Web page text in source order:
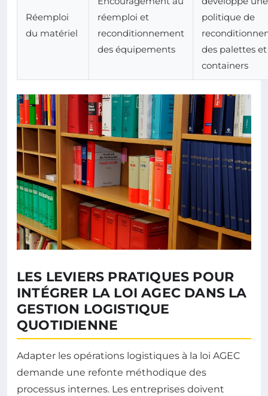
Réemploi
du matériel
réemploi et
reconditionnement
des équipements
politique de
des palettes et
containers
LES LEVIERS PRATIQUES POUR
INTÉGRER LA LOI AGEC DANS LA
GESTION LOGISTIQUE
QUOTIDIENNE
Adapter les opérations logistiques à la loi AGEC
demande une refonte méthodique des
processus internes. Les entreprises doivent